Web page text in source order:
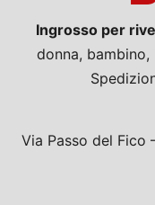
Ingrosso per
donna,
Via Passo del Fico